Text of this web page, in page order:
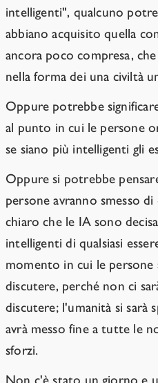
intelligenti", qualcuno
abbiano acquisito quella
ancora poco compresa,
nella forma dei una civiltà
Oppure potrebbe
al punto in cui le persone
se siano più intelligenti gli
Oppure si potrebbe
persone avranno smesso
chiaro che le IA sono
intelligenti di qualsiasi
momento in cui le persone
discutere, perché non ci
discutere; l'umanità si
avrà messo fine a tutte le
sforzi.